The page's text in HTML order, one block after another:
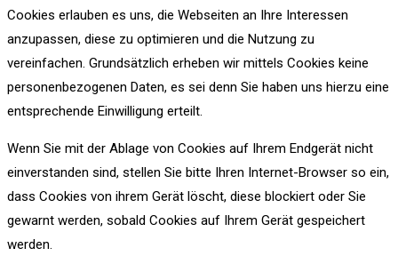
Cookies erlauben es uns, die Webseiten an Ihre Interessen
anzupassen, diese zu optimieren und die Nutzung zu
vereinfachen. Grundsätzlich erheben wir mittels Cookies keine
personenbezogenen Daten, es sei denn Sie haben uns hierzu eine
entsprechende Einwilligung erteilt.
Wenn Sie mit der Ablage von Cookies auf Ihrem Endgerät nicht
einverstanden sind, stellen Sie bitte Ihren Internet-Browser so ein,
dass Cookies von ihrem Gerät löscht, diese blockiert oder Sie
gewarnt werden, sobald Cookies auf Ihrem Gerät gespeichert
werden.